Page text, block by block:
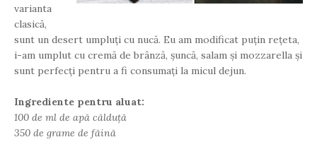
varianta
clasică,
sunt un desert umpluți cu nucă. Eu am modificat puțin rețeta,
i-am umplut cu cremă de brânză, șuncă, salam și mozzarella și
sunt perfecți pentru a fi consumați la micul dejun.
Ingrediente pentru aluat:
100 de ml de apă călduță
350 de grame de făină